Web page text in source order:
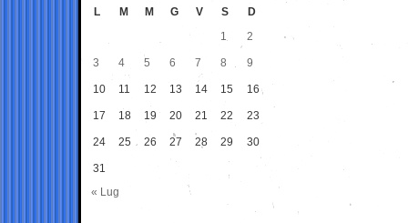
L M M G V S
D
1
2
3 4 5 6 7 8 9
10 11 12 13 14 15 16
17 18 19 20 21 22 23
24 25 26 27 28 29 30
31
« Lug